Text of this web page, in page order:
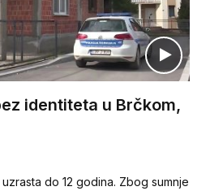
identiteta u Brčkom,
do 12 godina. Zbog sumnje